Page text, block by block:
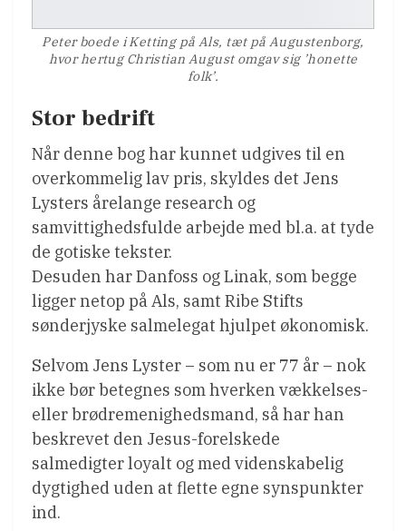
Peter boede i Ketting på Als, tæt på Augustenborg,
hvor hertug Christian August omgav sig ’honette
folk’.
Stor bedrift
Når denne bog har kunnet udgives til en
overkommelig lav pris, skyldes det Jens
Lysters årelange research og
samvittighedsfulde arbejde med bl.a. at tyde
de gotiske tekster.
Desuden har Danfoss og Linak, som begge
ligger netop på Als, samt Ribe Stifts
sønderjyske salmelegat hjulpet økonomisk.
Selvom Jens Lyster – som nu er 77 år – nok
ikke bør betegnes som hverken vækkelses-
eller brødremenighedsmand, så har han
beskrevet den Jesus-forelskede
salmedigter loyalt og med videnskabelig
dygtighed uden at flette egne synspunkter
ind.